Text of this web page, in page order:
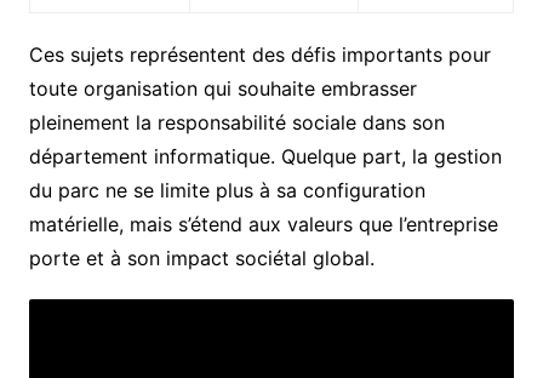
Ces sujets représentent des défis importants pour
toute organisation qui souhaite embrasser
pleinement la responsabilité sociale dans son
département informatique. Quelque part, la gestion
du parc ne se limite plus à sa configuration
matérielle, mais s’étend aux valeurs que l’entreprise
porte et à son impact sociétal global.